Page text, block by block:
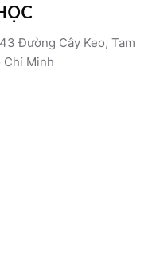
Đường Cây Keo, Tam
Chí Minh